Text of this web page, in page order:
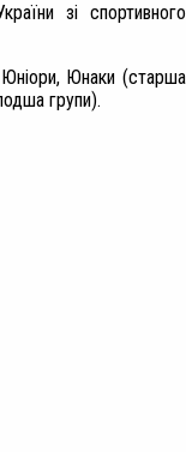
зі спортивного
Юніори, Юнаки (старша
групи).